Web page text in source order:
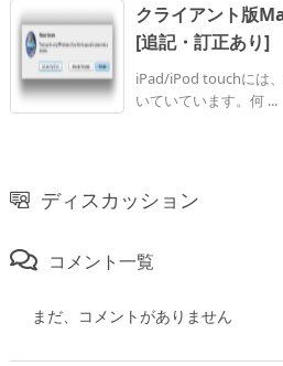
クライアント版
[追記・訂正あり]
iPad/iPod touchには
いていています。何 ...
ディスカッション
コメント一覧
まだ、コメントがありません